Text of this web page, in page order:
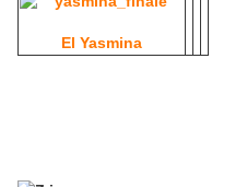
El Yasmina